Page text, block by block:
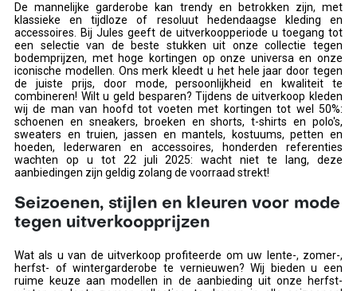
De mannelijke garderobe kan trendy en betrokken zijn, met
klassieke en tijdloze of resoluut hedendaagse kleding en
accessoires. Bij Jules geeft de uitverkoopperiode u toegang tot
een selectie van de beste stukken uit onze collectie tegen
bodemprijzen, met hoge kortingen op onze universa en onze
iconische modellen. Ons merk kleedt u het hele jaar door tegen
de juiste prijs, door mode, persoonlijkheid en kwaliteit te
combineren! Wilt u geld besparen? Tijdens de uitverkoop kleden
wij de man van hoofd tot voeten met kortingen tot wel 50%:
schoenen en sneakers, broeken en shorts, t-shirts en polo's,
sweaters en truien, jassen en mantels, kostuums, petten en
hoeden, lederwaren en accessoires, honderden referenties
wachten op u tot 22 juli 2025: wacht niet te lang, deze
aanbiedingen zijn geldig zolang de voorraad strekt!
Seizoenen, stijlen en kleuren voor mode
tegen uitverkoopprijzen
Wat als u van de uitverkoop profiteerde om uw lente-, zomer-,
herfst- of wintergarderobe te vernieuwen? Wij bieden u een
ruime keuze aan modellen in de aanbieding uit onze herfst-